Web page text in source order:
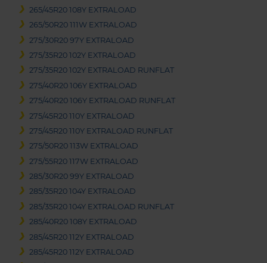
265/45R20 108Y EXTRALOAD
265/50R20 111W EXTRALOAD
275/30R20 97Y EXTRALOAD
275/35R20 102Y EXTRALOAD
275/35R20 102Y EXTRALOAD RUNFLAT
275/40R20 106Y EXTRALOAD
275/40R20 106Y EXTRALOAD RUNFLAT
275/45R20 110Y EXTRALOAD
275/45R20 110Y EXTRALOAD RUNFLAT
275/50R20 113W EXTRALOAD
275/55R20 117W EXTRALOAD
285/30R20 99Y EXTRALOAD
285/35R20 104Y EXTRALOAD
285/35R20 104Y EXTRALOAD RUNFLAT
285/40R20 108Y EXTRALOAD
285/45R20 112Y EXTRALOAD
285/45R20 112Y EXTRALOAD